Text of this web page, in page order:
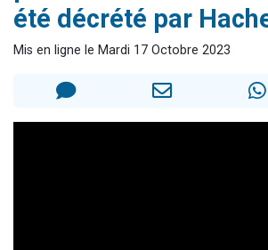
2 nouvelles musiques
8 personnes viennent de faire un don
2 personnes viennent de faire un don pour 1
été décrété par
Mis en ligne le Mardi 17 Octobre 2023